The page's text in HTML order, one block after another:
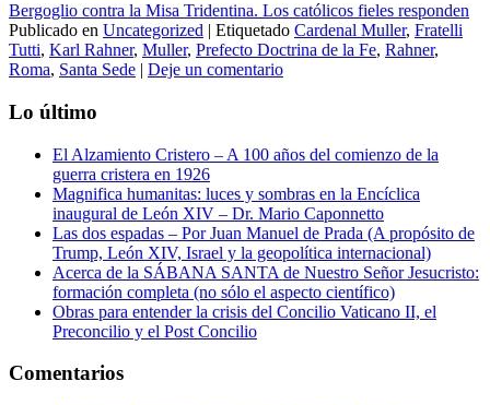
Bergoglio contra la Misa Tridentina. Los católicos fieles responden
Publicado en Uncategorized | Etiquetado Cardenal Muller, Fratelli
Tutti, Karl Rahner, Muller, Prefecto Doctrina de la Fe, Rahner,
Roma, Santa Sede | Deje un comentario
Lo último
El Alzamiento Cristero – A 100 años del comienzo de la
guerra cristera en 1926
Magnifica humanitas: luces y sombras en la Encíclica
inaugural de León XIV – Dr. Mario Caponnetto
Las dos espadas – Por Juan Manuel de Prada (A propósito de
Trump, León XIV, Israel y la geopolítica internacional)
Acerca de la SÁBANA SANTA de Nuestro Señor Jesucristo:
formación completa (no sólo el aspecto científico)
Obras para entender la crisis del Concilio Vaticano II, el
Preconcilio y el Post Concilio
Comentarios